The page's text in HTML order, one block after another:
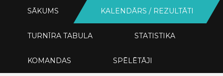
SĀKUMS KALENDĀRS / REZULTĀTI
TURNĪRA TABULA STATISTIKA
KOMANDAS SPĒLĒTĀJI